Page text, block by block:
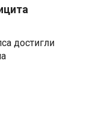
туристов
при
ВСУ
достигли